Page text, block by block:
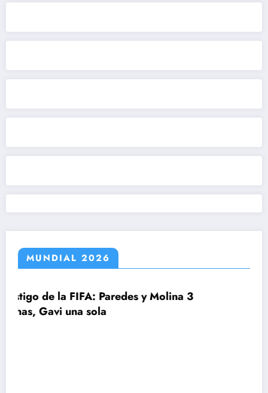
MUNDIAL 2026
y Molina 3